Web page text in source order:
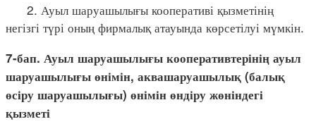
2. Ауыл шаруашылығы кооперативі қызметінің
негізгі түрі оның фирмалық атауында көрсетілуі мүмкін.
7-бап. Ауыл шаруашылығы кооперативтерінің ауыл
шаруашылығы өнімін, аквашаруашылық (балық
өсіру шаруашылығы) өнімін өндіру жөніндегі
қызметі